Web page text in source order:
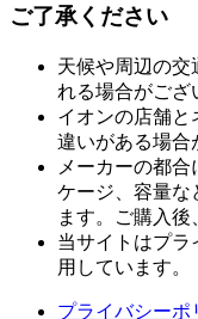
ご了承ください
天候や周辺の交
れる場合がござ
イオンの店舗と
違いがある場合
メーカーの都
ケージ、容量な
ます。ご購入後
当サイトはプラ
用しています。
プライバシーポ